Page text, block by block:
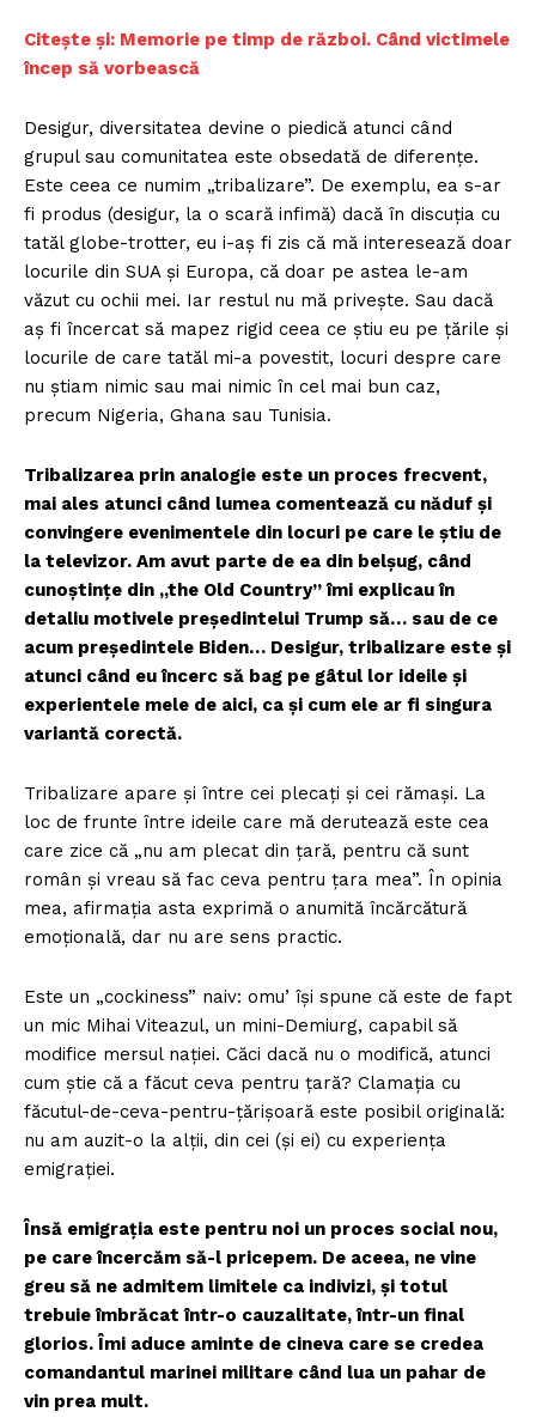
Citește și: Memorie pe timp de război. Când victimele
încep să vorbească
Desigur, diversitatea devine o piedică atunci când
grupul sau comunitatea este obsedată de diferențe.
Este ceea ce numim „tribalizare”. De exemplu, ea s-ar
fi produs (desigur, la o scară infimă) dacă în discuția cu
tatăl globe-trotter, eu i-aș fi zis că mă interesează doar
locurile din SUA și Europa, că doar pe astea le-am
văzut cu ochii mei. Iar restul nu mă privește. Sau dacă
aș fi încercat să mapez rigid ceea ce știu eu pe țările și
locurile de care tatăl mi-a povestit, locuri despre care
nu știam nimic sau mai nimic în cel mai bun caz,
precum Nigeria, Ghana sau Tunisia.
Tribalizarea prin analogie este un proces frecvent,
mai ales atunci când lumea comentează cu năduf și
convingere evenimentele din locuri pe care le știu de
la televizor. Am avut parte de ea din belșug, când
cunoștințe din „the Old Country” îmi explicau în
detaliu motivele președintelui Trump să… sau de ce
acum președintele Biden… Desigur, tribalizare este și
atunci când eu încerc să bag pe gâtul lor ideile și
experientele mele de aici, ca și cum ele ar fi singura
variantă corectă.
Tribalizare apare și între cei plecați și cei rămași. La
loc de frunte între ideile care mă derutează este cea
care zice că „nu am plecat din țară, pentru că sunt
român și vreau să fac ceva pentru țara mea”. În opinia
mea, afirmația asta exprimă o anumită încărcătură
emoțională, dar nu are sens practic.
Este un „cockiness” naiv: omu’ își spune că este de fapt
un mic Mihai Viteazul, un mini-Demiurg, capabil să
modifice mersul nației. Căci dacă nu o modifică, atunci
cum știe că a făcut ceva pentru țară? Clamația cu
făcutul-de-ceva-pentru-țărișoară este posibil originală:
nu am auzit-o la alții, din cei (și ei) cu experiența
emigrației.
Însă emigrația este pentru noi un proces social nou,
pe care încercăm să-l pricepem. De aceea, ne vine
greu să ne admitem limitele ca indivizi, și totul
trebuie îmbrăcat într-o cauzalitate, într-un final
glorios. Îmi aduce aminte de cineva care se credea
comandantul marinei militare când lua un pahar de
vin prea mult.